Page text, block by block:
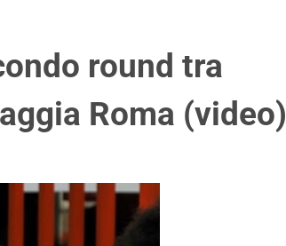
round tra
Roma (video)